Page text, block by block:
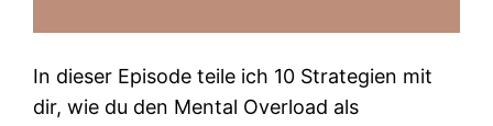
In dieser Episode teile ich 10 Strategien mit
dir, wie du den Mental Overload als